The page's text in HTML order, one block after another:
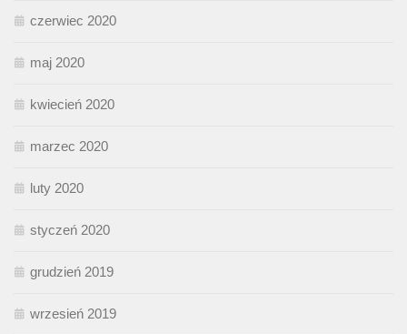
czerwiec 2020
maj 2020
kwiecień 2020
marzec 2020
luty 2020
styczeń 2020
grudzień 2019
wrzesień 2019